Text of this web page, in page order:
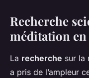
Recherche
méditation
La recherche sur la
a pris de l’ampleur